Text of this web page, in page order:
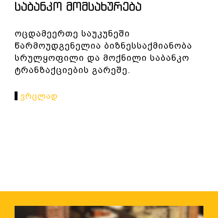
ᲡᲐᲑᲐᲜᲙᲝ ᲛᲝᲛᲡᲐᲮᲣᲠᲔᲑᲐ
ოცდამეერთე საუკუნეში
წარმოუდგენელია ბიზნესსაქმიანობა
სრულყოფილი და მოქნილი საბანკო
ტრანზაქციების გარეშე.
Ვრცლად